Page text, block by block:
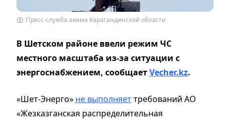
Пресс-служба акима Карагандинской области
В Шетском районе ввели режим ЧС
местного масштаба из-за ситуации с
энергоснабжением, сообщаетVecher.kz.
«Шет-Энерго» не выполняеттребований АО
«Жезказганская распределительная